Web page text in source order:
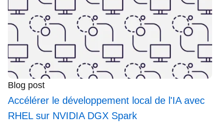
Blog post
Accélérer le développement local de l'IA avec
RHEL sur NVIDIA DGX Spark